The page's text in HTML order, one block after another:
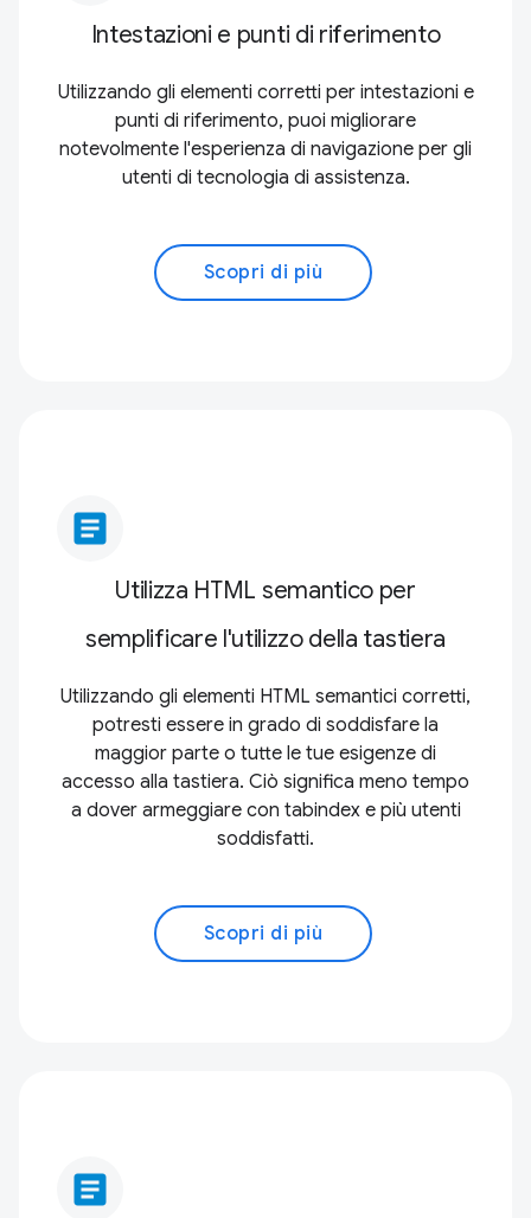
Intestazioni e punti di riferimento
Utilizzando gli elementi corretti per intestazioni e
punti di riferimento, puoi migliorare
notevolmente l'esperienza di navigazione per gli
utenti di tecnologia di assistenza.
Scopri di più
article
Utilizza HTML semantico per
semplificare l'utilizzo della tastiera
Utilizzando gli elementi HTML semantici corretti,
potresti essere in grado di soddisfare la
maggior parte o tutte le tue esigenze di
accesso alla tastiera. Ciò significa meno tempo
a dover armeggiare con tabindex e più utenti
soddisfatti.
Scopri di più
article